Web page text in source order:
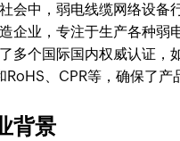
会中，弱电线缆网络设
企业，专注于生产各种
多个国际国内权威认证
RoHS、CPR等，确保了
背景